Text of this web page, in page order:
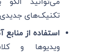
تکنیک‌های جدیدی
استفاده از منابع
ویدیوها و